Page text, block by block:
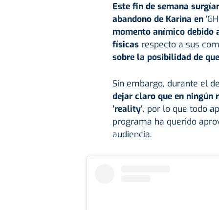
Este fin de semana
abandono de Karina en
momento anímico debido
físicasrespecto a sus
sobre la posibilidad de
Sin embargo, durante el
dejar claro que en ningún
‘reality’, por lo que todo
programa ha querido
audiencia.